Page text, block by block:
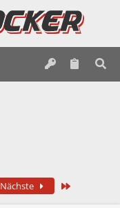
Nächste